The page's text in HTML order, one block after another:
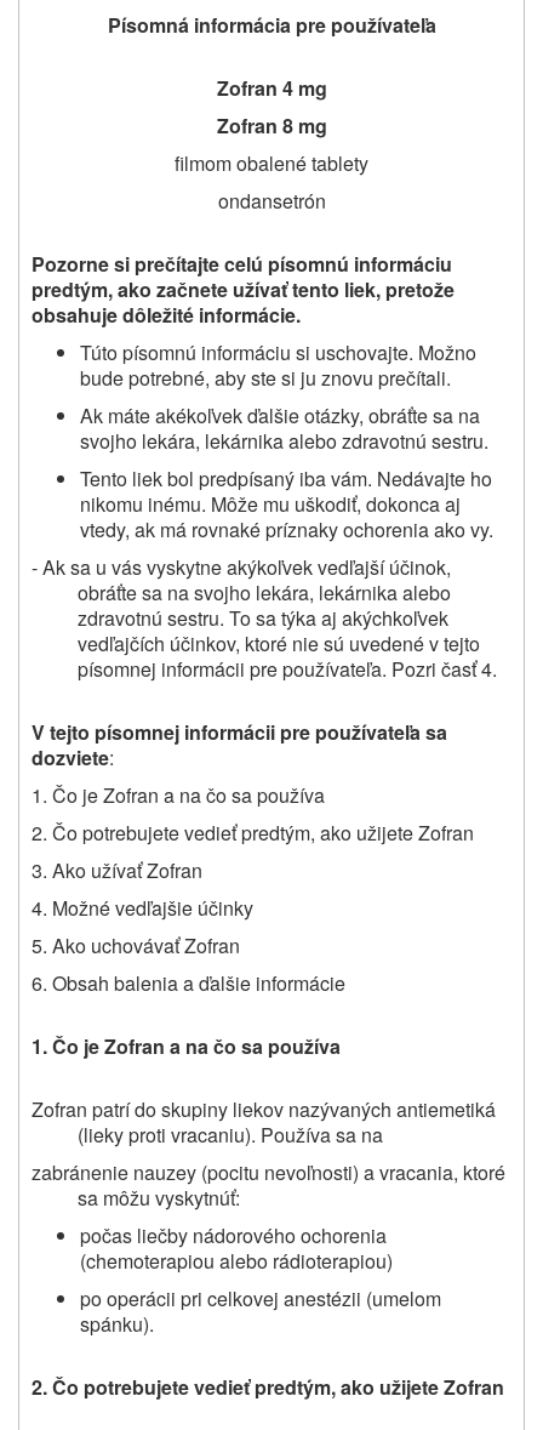
Písomná informácia pre používateľa
Zofran 4 mg
Zofran 8 mg
filmom obalené tablety
ondansetrón
Pozorne si prečítajte celú písomnú informáciu
predtým, ako začnete užívaťtento liek, pretože
obsahuje dôležité informácie.
Túto písomnú informáciu si uschovajte. Možno
bude potrebné, aby ste si ju znovu prečítali.
Ak máte akékoľvek ďalšie otázky, obráťte sa na
svojho lekára, lekárnika alebo zdravotnú sestru.
Tento liek bol predpísaný iba vám. Nedávajte ho
nikomu inému. Môže mu uškodiť, dokonca aj
vtedy, ak má rovnaké príznaky ochorenia ako vy.
- Ak sa u vás vyskytne akýkoľvek vedľajší účinok,
obráťte sa na svojho lekára, lekárnika alebo
zdravotnú sestru. To sa týka aj akýchkoľvek
vedľajčích účinkov, ktoré nie sú uvedené v tejto
písomnej informácii pre používateľa. Pozri časť 4.
V tejto písomnej informácii pre používateľa sa
dozviete:
1. Čo je Zofran a na čo sa používa
2. Čo potrebujete vedieť predtým, ako užijete Zofran
3. Ako užívať Zofran
4. Možné vedľajšie účinky
5. Ako uchovávať Zofran
6. Obsah balenia a ďalšie informácie
1. Čo je Zofran a na čo sa používa
Zofran patrí do skupiny liekov nazývaných antiemetiká
(lieky proti vracaniu). Používa sa na
zabránenie nauzey (pocitu nevoľnosti) a vracania, ktoré
sa môžu vyskytnúť:
počas liečby nádorového ochorenia
(chemoterapiou alebo rádioterapiou)
po operácii pri celkovej anestézii (umelom
spánku).
2. Čo potrebujete vedieť predtým, ako užijete Zofran